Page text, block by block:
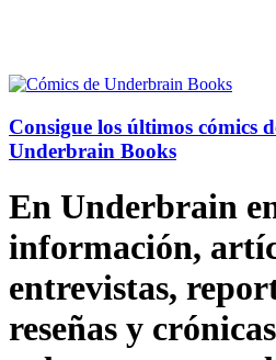
Consigue los últimos cómics
Underbrain Books
En Underbrain
información,
entrevistas,
reseñas y